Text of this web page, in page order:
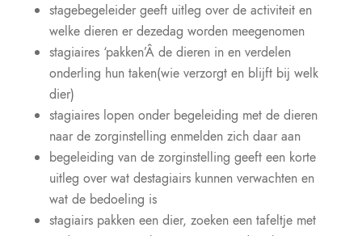
stagebegeleider geeft uitleg over de activiteit en
welke dieren er dezedag worden meegenomen
stagiaires ‘pakken’Â de dieren in en verdelen
onderling hun taken(wie verzorgt en blijft bij welk
dier)
stagiaires lopen onder begeleiding met de dieren
naar de zorginstelling enmelden zich daar aan
begeleiding van de zorginstelling geeft een korte
uitleg over wat destagiairs kunnen verwachten en
wat de bedoeling is
stagiairs pakken een dier, zoeken een tafeltje met